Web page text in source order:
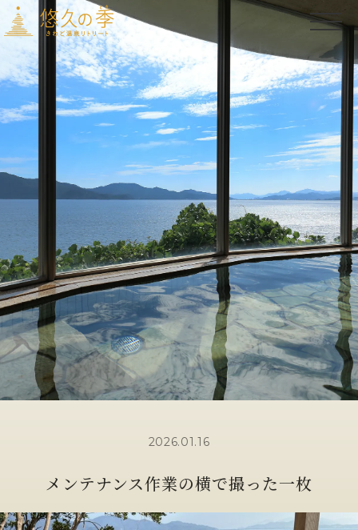
2026.01.16
メンテナンス作業の横で撮った一枚